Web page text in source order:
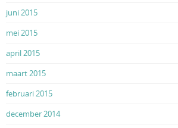
juni 2015
mei 2015
april 2015
maart 2015
februari 2015
december 2014